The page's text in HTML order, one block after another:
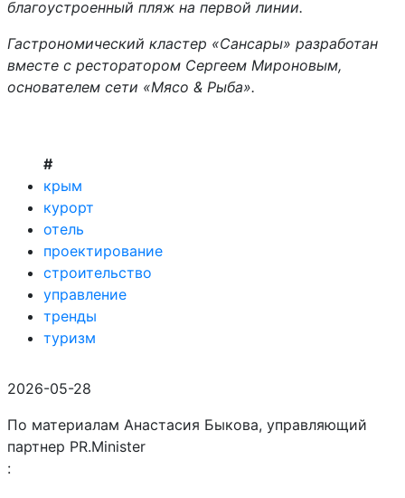
благоустроенный пляж на первой линии.
Гастрономический кластер «Сансары» разработан
вместе с ресторатором Сергеем Мироновым,
основателем сети «Мясо & Рыба».
#
крым
курорт
отель
проектирование
строительство
управление
тренды
туризм
2026-05-28
По материалам Анастасия Быкова, управляющий
партнер PR.Minister
: